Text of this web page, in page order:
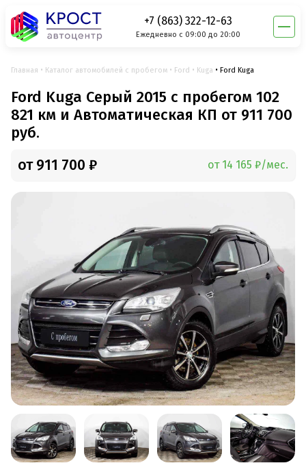
+7 (863) 322-12-63
Ежедневно с 09:00 до 20:00
Главная Каталог автомобилей с пробегом Ford Kuga Ford Kuga
Ford Kuga Серый 2015 с пробегом 102
821 км и Автоматическая КП от 911 700
руб.
от 911 700 ₽ от 14 165 ₽/мес.